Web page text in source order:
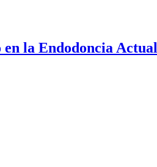
la Endodoncia Actual